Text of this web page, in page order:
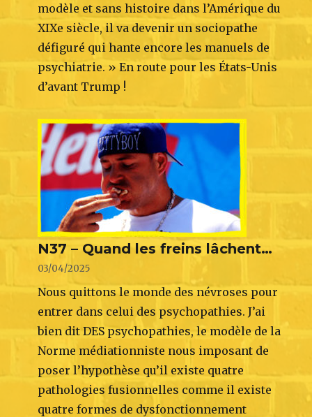
modèle et sans histoire dans l’Amérique du
XIXe siècle, il va devenir un sociopathe
défiguré qui hante encore les manuels de
psychiatrie. » En route pour les États-Unis
d’avant Trump !
N37 – Quand les freins lâchent…
03/04/2025
Nous quittons le monde des névroses pour
entrer dans celui des psychopathies. J’ai
bien dit DES psychopathies, le modèle de la
Norme médiationniste nous imposant de
poser l’hypothèse qu’il existe quatre
pathologies fusionnelles comme il existe
quatre formes de dysfonctionnement